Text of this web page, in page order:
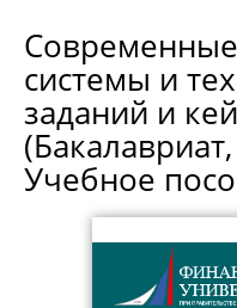
системы и
заданий и
Учебное